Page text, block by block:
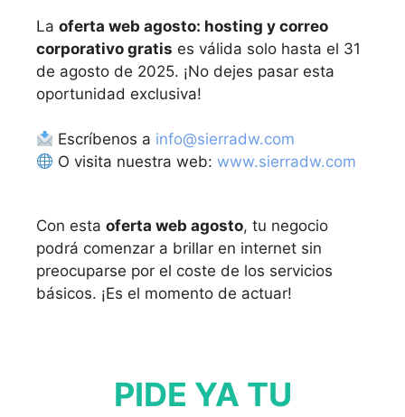
La oferta web agosto: hosting y correo
corporativo gratis es válida solo hasta el 31
de agosto de 2025. ¡No dejes pasar esta
oportunidad exclusiva!
Escríbenos a info@sierradw.com
O visita nuestra web:www.sierradw.com
Con esta oferta web agosto, tu negocio
podrá comenzar a brillar en internet sin
preocuparse por el coste de los servicios
básicos. ¡Es el momento de actuar!
PIDE YA TU